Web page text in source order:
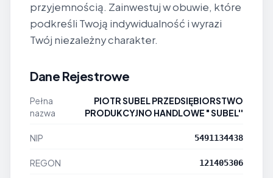
przyjemnością. Zainwestuj w obuwie, które
podkreśli Twoją indywidualność i wyrazi
Twój niezależny charakter.
Dane Rejestrowe
Pełna
nazwa
PIOTR SUBEL PRZEDSIĘBIORSTWO
PRODUKCYJNO HANDLOWE " SUBEL''
NIP 5491134438
REGON 121405306